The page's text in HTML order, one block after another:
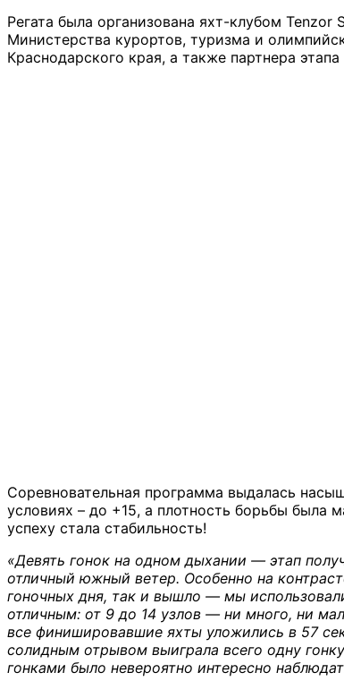
Регата была организована яхт-клубом
Министерства курортов, туризма и
Краснодарского края, а также партнера этапа
Соревновательная программа выдалась
условиях – до +15, а плотность борьбы была
успеху стала стабильность!
«Девять гонок на одном дыхании — этап
отличный южный ветер. Особенно на
гоночных дня, так и вышло — мы
отличным: от 9 до 14 узлов — ни много, ни
все финишировавшие яхты уложились в 57
солидным отрывом выиграла всего одну
гонками было невероятно интересно